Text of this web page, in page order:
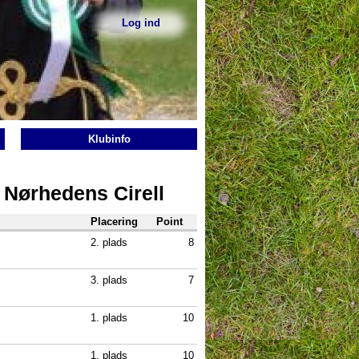
Sekundær
menu
Log ind
Klubinfo
Cirell
Placering
Point
2. plads 8
3. plads 7
1. plads 10
1. plads 10